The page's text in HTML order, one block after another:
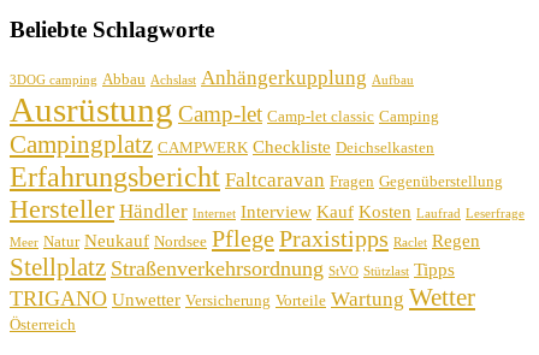
Beliebte Schlagworte
3DOG camping Abbau Achslast Anhängerkupplung Aufbau
Ausrüstung Camp-let Camp-let classic Camping
Campingplatz CAMPWERK Checkliste Deichselkasten
Erfahrungsbericht Faltcaravan Fragen Gegenüberstellung
Hersteller Händler Internet Interview Kauf Kosten Laufrad Leserfrage
Meer Natur Neukauf Nordsee PflegePraxistipps Raclet Regen
Stellplatz Straßenverkehrsordnung StVO Stützlast Tipps
TRIGANO Unwetter Versicherung Vorteile Wartung Wetter
Österreich